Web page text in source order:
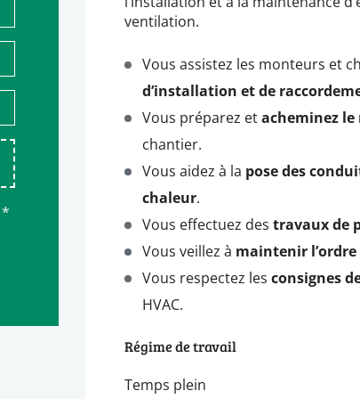
*
ventilation.
Vous assistez les monteurs et
d’installation et de
Vous préparez etacheminez
chantier.
Vous aidez à la pose des
chaleur.
Vous effectuez des travaux de
Vous veillez à maintenir
Vous respectez les consignes
HVAC.
Régime de travail
Temps plein